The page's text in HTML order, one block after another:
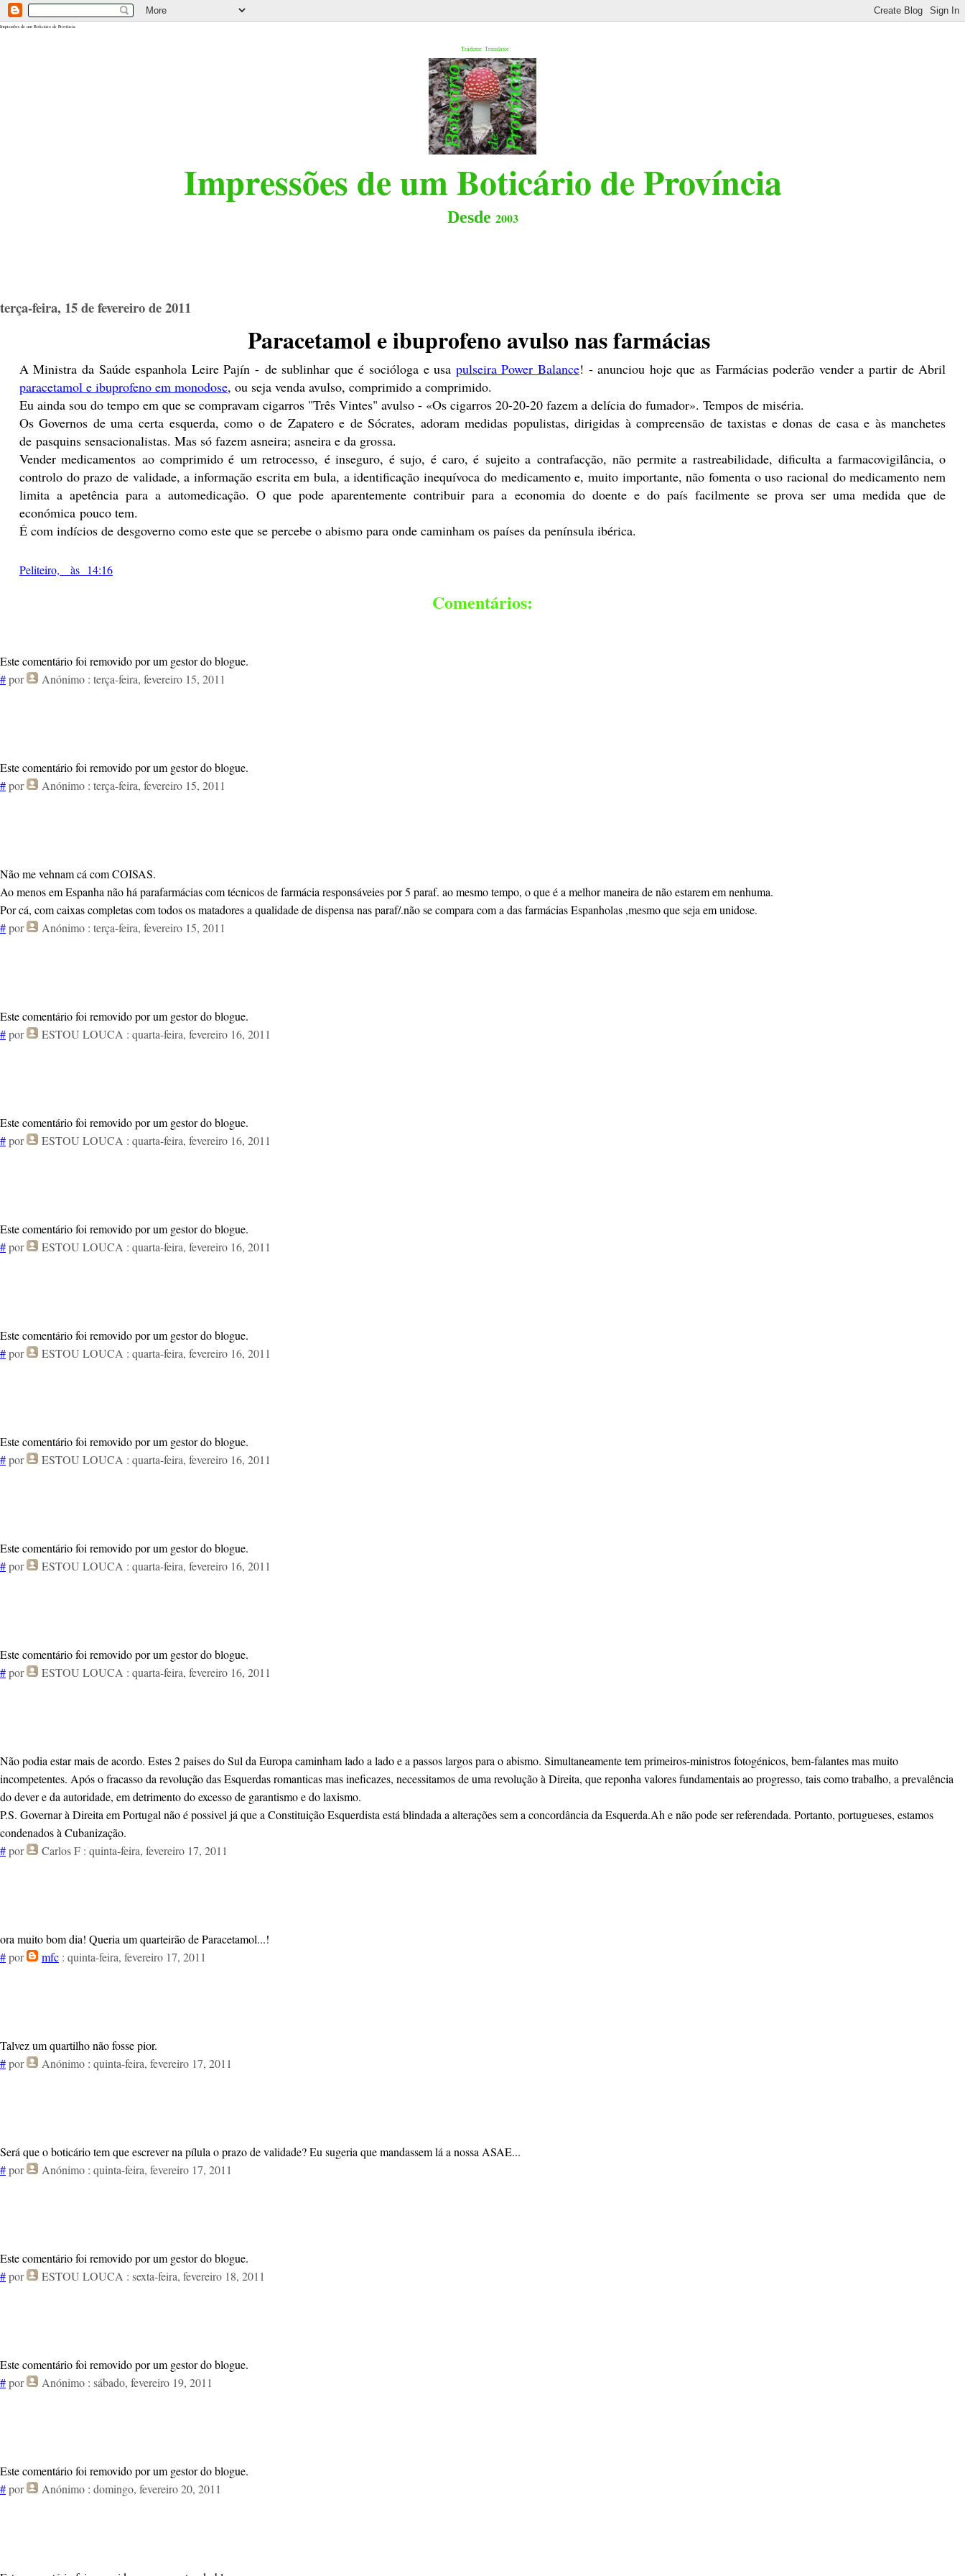
<$BlogRSDUrl$>
Impressões de um Boticário de Província
Tradutor Translator
Impressões de um Boticário de Província
Desde 2003
terça-feira, 15 de fevereiro de 2011
Paracetamol e ibuprofeno avulso nas farmácias
A Ministra da Saúde espanhola Leire Pajín - de sublinhar que é socióloga e usa pulseira Power Balance! - anunciou hoje que as Farmácias poderão vender a partir de Abril
paracetamol e ibuprofeno em monodose, ou seja venda avulso, comprimido a comprimido.
Eu ainda sou do tempo em que se compravam cigarros "Três Vintes" avulso - «Os cigarros 20-20-20 fazem a delícia do fumador». Tempos de miséria.
Os Governos de uma certa esquerda, como o de Zapatero e de Sócrates, adoram medidas populistas, dirigidas à compreensão de taxistas e donas de casa e às manchetes
de pasquins sensacionalistas. Mas só fazem asneira; asneira e da grossa.
Vender medicamentos ao comprimido é um retrocesso, é inseguro, é sujo, é caro, é sujeito a contrafacção, não permite a rastreabilidade, dificulta a farmacovigilância, o
controlo do prazo de validade, a informação escrita em bula, a identificação inequívoca do medicamento e, muito importante, não fomenta o uso racional do medicamento nem
limita a apetência para a automedicação. O que pode aparentemente contribuir para a economia do doente e do país facilmente se prova ser uma medida que de
económica pouco tem.
É com indícios de desgoverno como este que se percebe o abismo para onde caminham os países da península ibérica.
Peliteiro, às 14:16
Comentários:
Este comentário foi removido por um gestor do blogue.
#por Anónimo : terça-feira, fevereiro 15, 2011
Este comentário foi removido por um gestor do blogue.
#por Anónimo : terça-feira, fevereiro 15, 2011
Não me vehnam cá com COISAS.
Ao menos em Espanha não há parafarmácias com técnicos de farmácia responsáveies por 5 paraf. ao mesmo tempo, o que é a melhor maneira de não estarem em nenhuma.
Por cá, com caixas completas com todos os matadores a qualidade de dispensa nas paraf/.não se compara com a das farmácias Espanholas ,mesmo que seja em unidose.
#por Anónimo : terça-feira, fevereiro 15, 2011
Este comentário foi removido por um gestor do blogue.
#por ESTOU LOUCA : quarta-feira, fevereiro 16, 2011
Este comentário foi removido por um gestor do blogue.
#por ESTOU LOUCA : quarta-feira, fevereiro 16, 2011
Este comentário foi removido por um gestor do blogue.
#por ESTOU LOUCA : quarta-feira, fevereiro 16, 2011
Este comentário foi removido por um gestor do blogue.
#por ESTOU LOUCA : quarta-feira, fevereiro 16, 2011
Este comentário foi removido por um gestor do blogue.
#por ESTOU LOUCA : quarta-feira, fevereiro 16, 2011
Este comentário foi removido por um gestor do blogue.
#por ESTOU LOUCA : quarta-feira, fevereiro 16, 2011
Este comentário foi removido por um gestor do blogue.
#por ESTOU LOUCA : quarta-feira, fevereiro 16, 2011
Não podia estar mais de acordo. Estes 2 paises do Sul da Europa caminham lado a lado e a passos largos para o abismo. Simultaneamente tem primeiros-ministros fotogénicos, bem-falantes mas muito
incompetentes. Após o fracasso da revolução das Esquerdas romanticas mas ineficazes, necessitamos de uma revolução à Direita, que reponha valores fundamentais ao progresso, tais como trabalho, a prevalência
do dever e da autoridade, em detrimento do excesso de garantismo e do laxismo.
P.S. Governar à Direita em Portugal não é possivel já que a Constituição Esquerdista está blindada a alterações sem a concordância da Esquerda.Ah e não pode ser referendada. Portanto, portugueses, estamos
condenados à Cubanização.
#por Carlos F : quinta-feira, fevereiro 17, 2011
ora muito bom dia! Queria um quarteirão de Paracetamol...!
#por mfc : quinta-feira, fevereiro 17, 2011
Talvez um quartilho não fosse pior.
#por Anónimo : quinta-feira, fevereiro 17, 2011
Será que o boticário tem que escrever na pílula o prazo de validade? Eu sugeria que mandassem lá a nossa ASAE...
#por Anónimo : quinta-feira, fevereiro 17, 2011
Este comentário foi removido por um gestor do blogue.
#por ESTOU LOUCA : sexta-feira, fevereiro 18, 2011
Este comentário foi removido por um gestor do blogue.
#por Anónimo : sábado, fevereiro 19, 2011
Este comentário foi removido por um gestor do blogue.
#por Anónimo : domingo, fevereiro 20, 2011